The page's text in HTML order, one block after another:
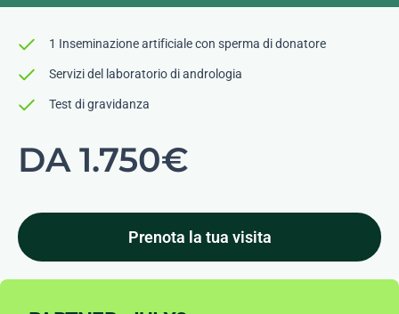
1 Inseminazione artificiale con sperma di donatore
Servizi del laboratorio di andrologia
Test di gravidanza
DA 1.750€
Prenota la tua visita